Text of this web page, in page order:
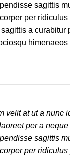
sagittis
per
a
velit at ut a
per a
sagittis
per